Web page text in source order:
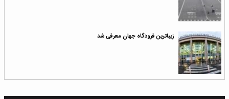
زیباترین فرودگاه جهان معرفی شد